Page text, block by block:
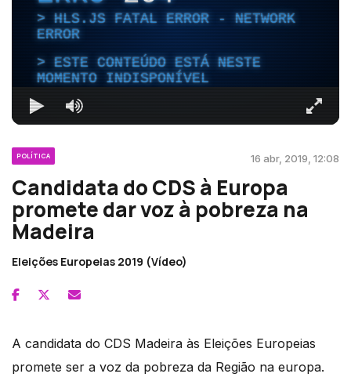
HLS.JS FATAL ERROR - NETWORK
ERROR
ESTE CONTEÚDO ESTÁ NESTE
MOMENTO INDISPONÍVEL
POLÍTICA 16 abr, 2019, 12:08
Candidata do CDS à Europa
promete dar voz à pobreza na
Madeira
Eleições Europeias 2019 (Vídeo)
A candidata do CDS Madeira às Eleições Europeias
promete ser a voz da pobreza da Região na europa.